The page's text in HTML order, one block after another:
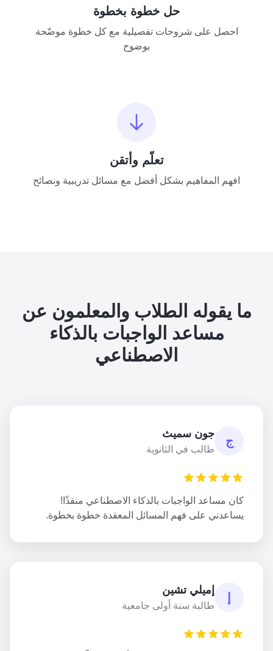
حل خطوة بخطوة
احصل على شروحات تفصيلية مع كل خطوة موضّحة
بوضوح
تعلّم وأتقن
افهم المفاهيم بشكل أفضل مع مسائل تدريبية ونصائح
ما يقوله الطلاب والمعلمون عن
مساعد الواجبات بالذكاء
الاصطناعي
ج
جون سميث
طالب في الثانوية
كان مساعد الواجبات بالذكاء الاصطناعي منقذًا!
يساعدني على فهم المسائل المعقدة خطوة بخطوة.
إميلي تشين
طالبة سنة أولى جامعية